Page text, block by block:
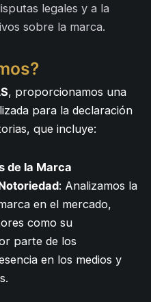
legales y a la
sobre la marca.
, proporcionamos una
para la declaración
que incluye:
de la Marca
: Analizamos la
en el mercado,
como su
parte de los
en los medios y